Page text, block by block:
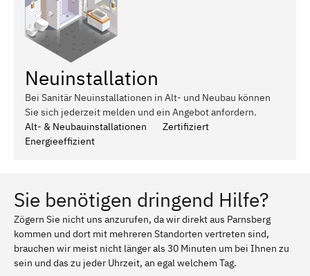
Neuinstallation
Bei Sanitär Neuinstallationen in Alt- und Neubau können
Sie sich jederzeit melden und ein Angebot anfordern.
Alt- & Neubauinstallationen
Zertifiziert
Energieeffizient
Sie benötigen dringend Hilfe?
Zögern Sie nicht uns anzurufen, da wir direkt aus Parnsberg
kommen und dort mit mehreren Standorten vertreten sind,
brauchen wir meist nicht länger als 30 Minuten um bei Ihnen zu
sein und das zu jeder Uhrzeit, an egal welchem Tag.